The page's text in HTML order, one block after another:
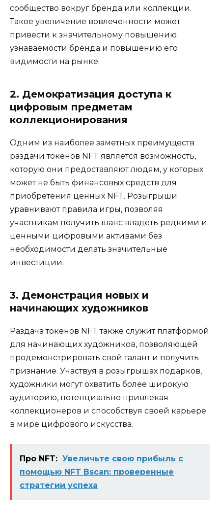
сообщество вокруг бренда или коллекции.
Такое увеличение вовлеченности может
привести к значительному повышению
узнаваемости бренда и повышению его
видимости на рынке.
2. Демократизация доступа к
цифровым предметам
коллекционирования
Одним из наиболее заметных преимуществ
раздачи токенов NFT является возможность,
которую они предоставляют людям, у которых
может не быть финансовых средств для
приобретения ценных NFT. Розыгрыши
уравнивают правила игры, позволяя
участникам получить шанс владеть редкими и
ценными цифровыми активами без
необходимости делать значительные
инвестиции.
3. Демонстрация новых и
начинающих художников
Раздача токенов NFT также служит платформой
для начинающих художников, позволяющей
продемонстрировать свой талант и получить
признание. Участвуя в розыгрышах подарков,
художники могут охватить более широкую
аудиторию, потенциально привлекая
коллекционеров и способствуя своей карьере
в мире цифрового искусства.
Про NFT: Увеличьте свою прибыль с
помощью NFT Bscan: проверенные
стратегии успеха